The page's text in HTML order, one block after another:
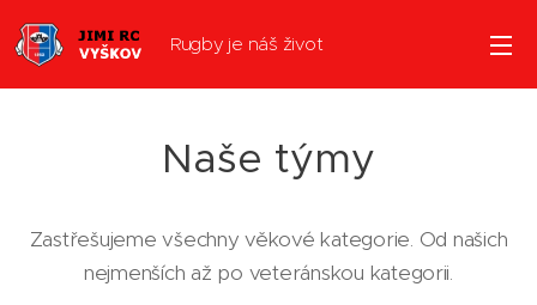
Rugby je náš život
Naše týmy
Zastřešujeme všechny věkové kategorie. Od našich
nejmenších až po veteránskou kategorii.